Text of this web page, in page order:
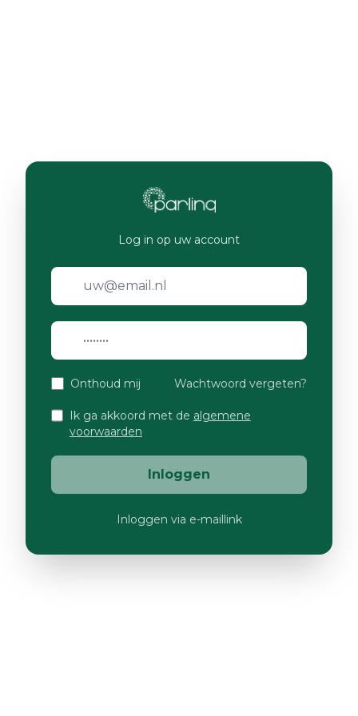
Log in op uw account
Onthoud mij Wachtwoord vergeten?
Ik ga akkoord met de algemene
voorwaarden
Inloggen
Inloggen via e-maillink